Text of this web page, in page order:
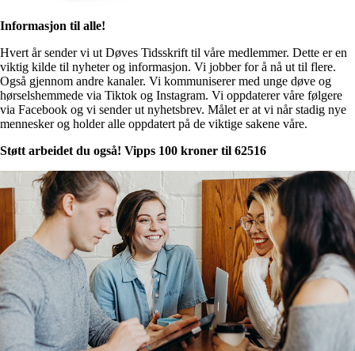
Informasjon til alle!
Hvert år sender vi ut Døves Tidsskrift til våre medlemmer. Dette er en
viktig kilde til nyheter og informasjon. Vi jobber for å nå ut til flere.
Også gjennom andre kanaler. Vi kommuniserer med unge døve og
hørselshemmede via Tiktok og Instagram. Vi oppdaterer våre følgere
via Facebook og vi sender ut nyhetsbrev. Målet er at vi når stadig nye
mennesker og holder alle oppdatert på de viktige sakene våre.
Støtt arbeidet du også! Vipps 100 kroner til 62516